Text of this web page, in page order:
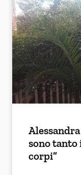
sono
corpi”